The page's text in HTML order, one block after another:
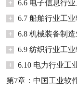
+
6.6 电子信息行
+
6.7 船舶行业工
+
6.8 机械装备制
+
6.9 纺织行业工
+
6.10 电力行业工
第7章：中国工业软